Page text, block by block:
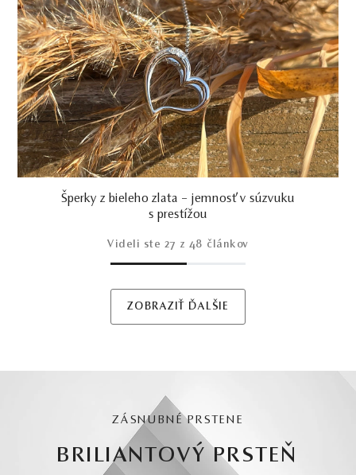
Šperky z bieleho zlata – jemnosť v súzvuku
s prestížou
Videli ste 27 z 48 článkov
ZOBRAZIŤ ĎALŠIE
ZÁSNUBNÉ PRSTENE
BRILIANTOVÝ PRSTEŇ